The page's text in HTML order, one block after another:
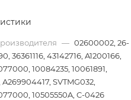
— 02600002, 26-
36361116, 43142716, A1200166,
10084235, 10061891,
SVTMG032,
10505550A, C-0426